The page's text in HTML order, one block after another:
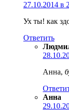
27.10.2014 в
Ух ты! как
Ответить
Анна,
Анна